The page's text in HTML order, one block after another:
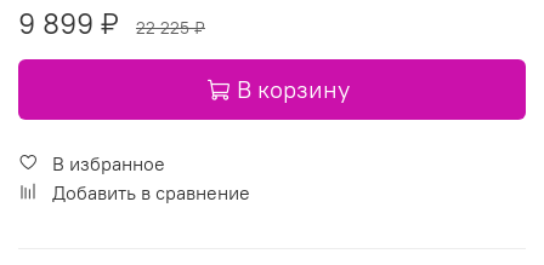
9 899 ₽ 22 225 ₽
В корзину
В избранное
Добавить в сравнение